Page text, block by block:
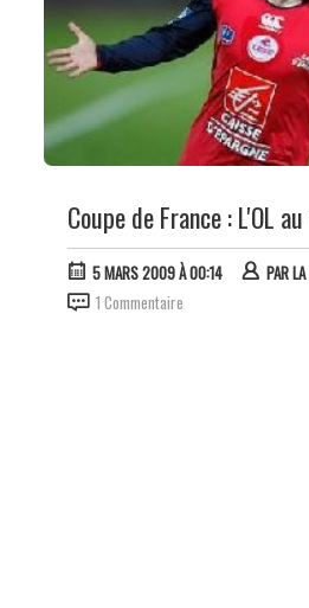
Coupe de France : L'OL
5 MARS 2009 À 00:14 PAR
1 Commentaire